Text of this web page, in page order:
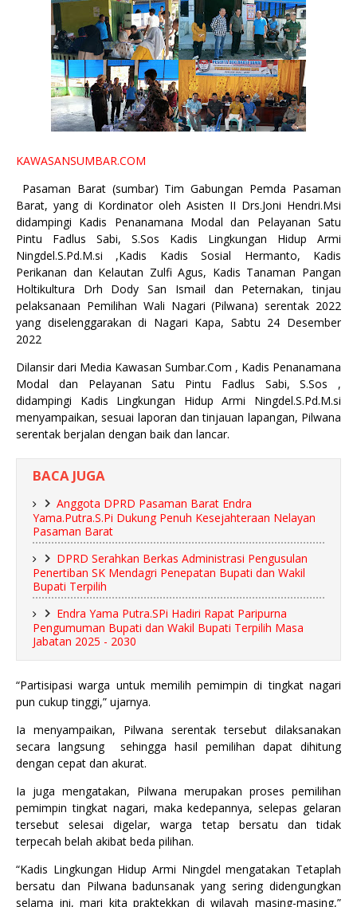
KAWASANSUMBAR.COM
Pasaman Barat (sumbar) Tim Gabungan Pemda Pasaman
Barat, yang di Kordinator oleh Asisten II Drs.Joni Hendri.Msi
didampingi Kadis Penanamana Modal dan Pelayanan Satu
Pintu Fadlus Sabi, S.Sos Kadis Lingkungan Hidup Armi
Ningdel.S.Pd.M.si ,Kadis Kadis Sosial Hermanto, Kadis
Perikanan dan Kelautan Zulfi Agus, Kadis Tanaman Pangan
Holtikultura Drh Dody San Ismail dan Peternakan, tinjau
pelaksanaan Pemilihan Wali Nagari (Pilwana) serentak 2022
yang diselenggarakan di Nagari Kapa, Sabtu 24 Desember
2022
Dilansir dari Media Kawasan Sumbar.Com , Kadis Penanamana
Modal dan Pelayanan Satu Pintu Fadlus Sabi, S.Sos ,
didampingi Kadis Lingkungan Hidup Armi Ningdel.S.Pd.M.si
menyampaikan, sesuai laporan dan tinjauan lapangan, Pilwana
serentak berjalan dengan baik dan lancar.
BACA JUGA
Anggota DPRD Pasaman Barat Endra
Yama.Putra.S.Pi Dukung Penuh Kesejahteraan Nelayan
Pasaman Barat
DPRD Serahkan Berkas Administrasi Pengusulan
Penertiban SK Mendagri Penepatan Bupati dan Wakil
Bupati Terpilih
Endra Yama Putra.SPi Hadiri Rapat Paripurna
Pengumuman Bupati dan Wakil Bupati Terpilih Masa
Jabatan 2025 - 2030
“Partisipasi warga untuk memilih pemimpin di tingkat nagari
pun cukup tinggi,” ujarnya.
Ia menyampaikan, Pilwana serentak tersebut dilaksanakan
secara langsung sehingga hasil pemilihan dapat dihitung
dengan cepat dan akurat.
Ia juga mengatakan, Pilwana merupakan proses pemilihan
pemimpin tingkat nagari, maka kedepannya, selepas gelaran
tersebut selesai digelar, warga tetap bersatu dan tidak
terpecah belah akibat beda pilihan.
“Kadis Lingkungan Hidup Armi Ningdel mengatakan Tetaplah
bersatu dan Pilwana badunsanak yang sering didengungkan
selama ini, mari kita praktekkan di wilayah masing-masing,”